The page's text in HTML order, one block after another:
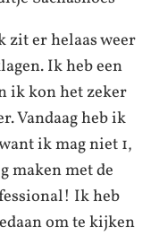
er helaas weer
Ik heb een
ik kon het zeker
Vandaag heb ik
ik mag niet 1,
maken met de
Ik heb
om te kijken